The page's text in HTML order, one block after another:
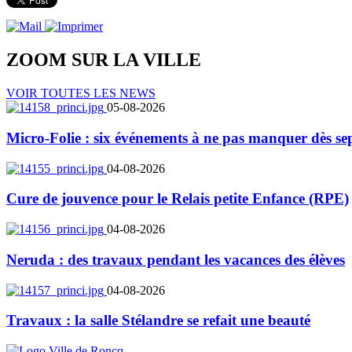
ZOOM SUR LAVILLE
VOIR TOUTES LES NEWS
05-08-2026
Micro-Folie : six événements à ne pas manquer dès
04-08-2026
Cure de jouvence pour le Relais petite Enfance (RPE)
04-08-2026
Neruda : des travaux pendant les vacances des élèves
04-08-2026
Travaux : la salle Stélandre se refait une beauté